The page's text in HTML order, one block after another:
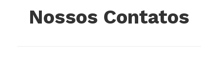
Nossos Contatos